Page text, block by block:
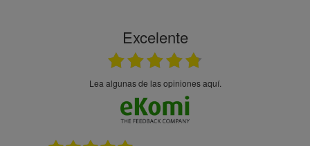
Excelente
Lea algunas de las opiniones aquí.